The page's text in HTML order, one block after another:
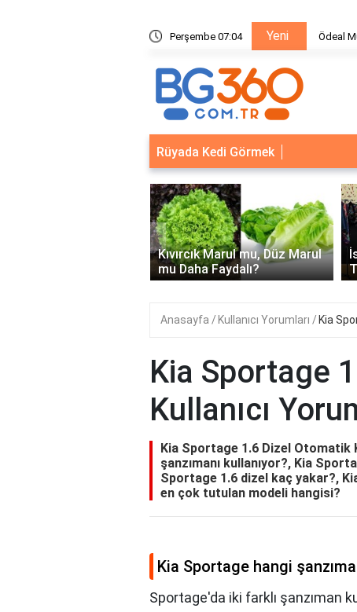
Perşembe 07:04 Yeni
Sistemleri: Akıllı Kilit ve Çelik Gövde Çözümleri Ödeal
Rüyada Kedi Görmek
Kıvırcık Marul mu, Düz Marul
mu Daha Faydalı?
‹
Anasayfa Kullanıcı Yorumları Kia
Kia Sportage
Kullanıcı
Kia Sportage 1.6 Dizel Otomatik
şanzımanı kullanıyor?, Kia
Sportage 1.6 dizel kaç yakar?,
en çok tutulan modeli hangisi?
Kia Sportage hangi
Sportage'da iki farklı şanzıman